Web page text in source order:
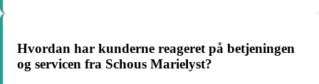
Hvordan har kunderne reageret på betjeningen
og servicen fra Schous Marielyst?